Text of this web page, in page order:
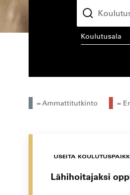
koulutusala
= Ammattitutkinto =
USEITA
Lähihoitajaksi